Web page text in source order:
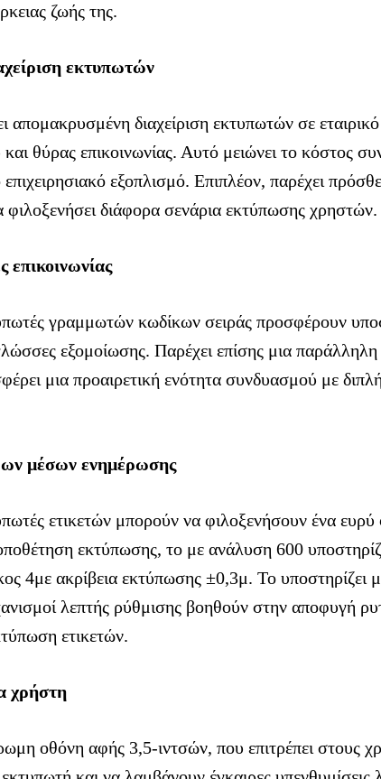
ζωής της.
εκτυπωτών
διαχείριση εκτυπωτών σε
θύρας επικοινωνίας. Αυτό μειώνει το κόστος
επιχειρησιακό εξοπλισμό. Επιπλέον, παρέχει
φιλοξενήσει διάφορα σενάρια εκτύπωσης χρηστών.
επικοινωνίας
γραμμωτών κωδίκων σειράς προσφέρουν
εξομοίωσης. Παρέχει επίσης μια παράλληλη
μια προαιρετική ενότητα συνδυασμού με
μέσων ενημέρωσης
ετικετών μπορούν να φιλοξενήσουν ένα
εκτύπωσης, το με ανάλυση 600
4με ακρίβεια εκτύπωσης ±0,3μ. Το υποστηρίζει
λεπτής ρύθμισης βοηθούν στην αποφυγή
ετικετών.
χρήστη
οθόνη αφής 3,5-ιντσών, που επιτρέπει στους